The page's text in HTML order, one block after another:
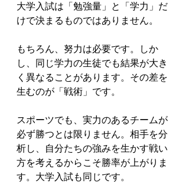
大学入試は「勉強量」と「学力」だ
けで決まるものではありません。
もちろん、努力は必要です。しか
し、同じ学力の生徒でも結果が大き
く異なることがあります。その差を
生むのが「戦術」です。
スポーツでも、実力のあるチームが
必ず勝つとは限りません。相手を分
析し、自分たちの強みを生かす戦い
方を考えるからこそ勝率が上がりま
す。大学入試も同じです。